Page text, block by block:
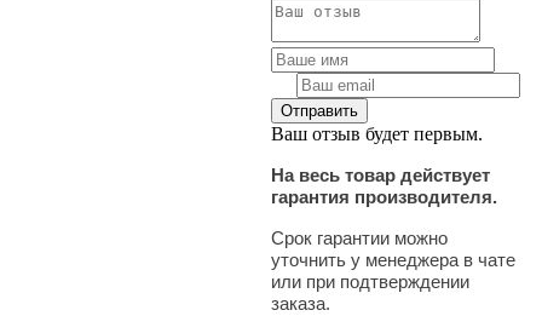
Ваш отзыв будет первым.
На весь товар действует
гарантия производителя.
Срок гарантии можно
уточнить у менеджера в чате
или при подтверждении
заказа.